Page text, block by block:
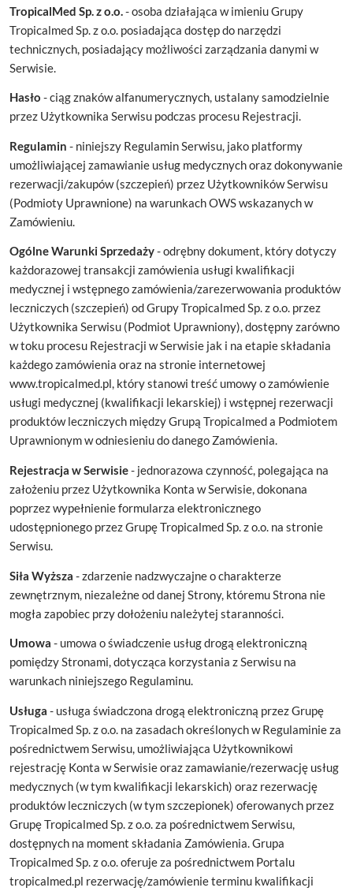
TropicalMed Sp. z o.o. - osoba działająca w imieniu Grupy
Tropicalmed Sp. z o.o. posiadająca dostęp do narzędzi
technicznych, posiadający możliwości zarządzania danymi w
Serwisie.
Hasło - ciąg znaków alfanumerycznych, ustalany samodzielnie
przez Użytkownika Serwisu podczas procesu Rejestracji.
Regulamin - niniejszy Regulamin Serwisu, jako platformy
umożliwiającej zamawianie usług medycznych oraz dokonywanie
rezerwacji/zakupów (szczepień) przez Użytkowników Serwisu
(Podmioty Uprawnione) na warunkach OWS wskazanych w
Zamówieniu.
Ogólne Warunki Sprzedaży- odrębny dokument, który dotyczy
każdorazowej transakcji zamówienia usługi kwalifikacji
medycznej i wstępnego zamówienia/zarezerwowania produktów
leczniczych (szczepień) od Grupy Tropicalmed Sp. z o.o. przez
Użytkownika Serwisu (Podmiot Uprawniony), dostępny zarówno
w toku procesu Rejestracji w Serwisie jak i na etapie składania
każdego zamówienia oraz na stronie internetowej
www.tropicalmed.pl, który stanowi treść umowy o zamówienie
usługi medycznej (kwalifikacji lekarskiej) i wstępnej rezerwacji
produktów leczniczych między Grupą Tropicalmed a Podmiotem
Uprawnionym w odniesieniu do danego Zamówienia.
Rejestracja w Serwisie- jednorazowa czynność, polegająca na
założeniu przez Użytkownika Konta w Serwisie, dokonana
poprzez wypełnienie formularza elektronicznego
udostępnionego przez Grupę Tropicalmed Sp. z o.o. na stronie
Serwisu.
Siła Wyższa - zdarzenie nadzwyczajne o charakterze
zewnętrznym, niezależne od danej Strony, któremu Strona nie
mogła zapobiec przy dołożeniu należytej staranności.
Umowa - umowa o świadczenie usług drogą elektroniczną
pomiędzy Stronami, dotycząca korzystania z Serwisu na
warunkach niniejszego Regulaminu.
Usługa - usługa świadczona drogą elektroniczną przez Grupę
Tropicalmed Sp. z o.o. na zasadach określonych w Regulaminie za
pośrednictwem Serwisu, umożliwiająca Użytkownikowi
rejestrację Konta w Serwisie oraz zamawianie/rezerwację usług
medycznych (w tym kwalifikacji lekarskich) oraz rezerwację
produktów leczniczych (w tym szczepionek) oferowanych przez
Grupę Tropicalmed Sp. z o.o. za pośrednictwem Serwisu,
dostępnych na moment składania Zamówienia. Grupa
Tropicalmed Sp. z o.o. oferuje za pośrednictwem Portalu
tropicalmed.pl rezerwację/zamówienie terminu kwalifikacji